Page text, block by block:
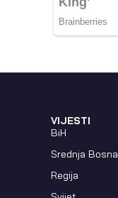
VIJESTI
BiH
Srednja Bosna
Regija